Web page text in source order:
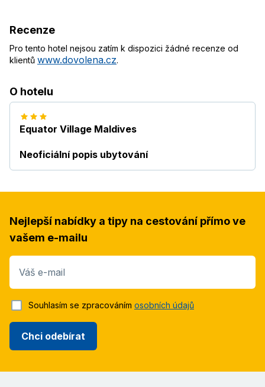
Recenze
Pro tento hotel nejsou zatím k dispozici žádné recenze od
klientů www.dovolena.cz.
O hotelu
Equator Village Maldives
Neoficiální popis ubytování
Nejlepší nabídky a tipy na cestování přímo ve
vašem e-mailu
Váš e-mail
Chci odebírat
Souhlasím se zpracováním osobních údajů